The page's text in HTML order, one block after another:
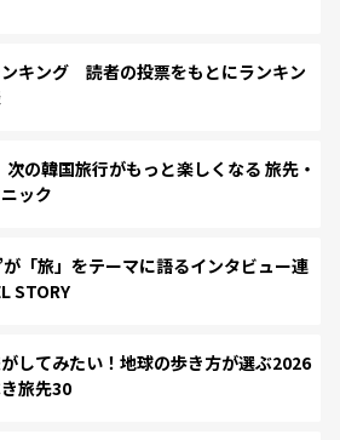
キング 読者の投票をもとにランキン
の韓国旅行がもっと楽しくなる 旅先・
ック
「旅」をテーマに語るインタビュー連
STORY
してみたい！地球の歩き方が選ぶ2026
旅先30